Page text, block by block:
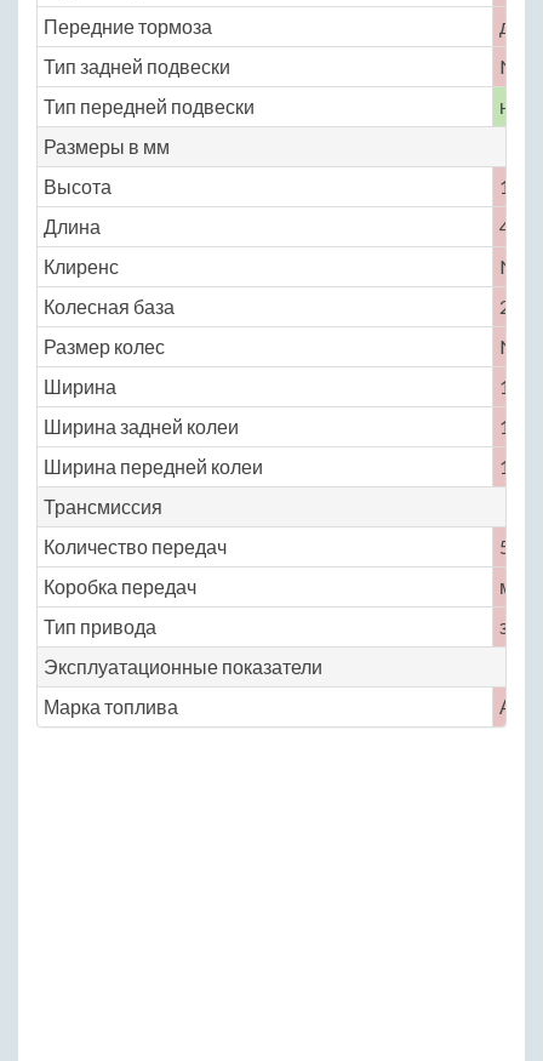
Передние тормоза
Тип задней подвески
No
Тип передней подвески
Размеры в мм
Высота
1310
Длина
4043
Клиренс
No
Колесная база
2400
Размер колес
No
Ширина
1714
Ширина задней колеи
1460
Ширина передней колеи
1458
Трансмиссия
Количество передач
5
Коробка передач
Тип привода
Эксплуатационные показатели
Марка топлива
АИ-